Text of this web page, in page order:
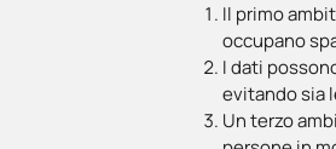
Il primo
occupano
I dati
evitando sia
Un terzo